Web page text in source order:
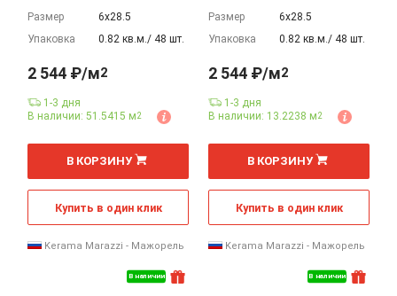
Размер
6х28.5
Упаковка
0.82 кв.м./ 48 шт.
В наличии
2 544 ₽/м2
1-3 дня
В наличии: 51.5415 м2
м
В КОРЗИНУ
Купить в один клик
Kerama Marazzi - Мажорель
Размер
6х28.5
Упаковка
0.82 кв.м./ 48 шт.
В наличии
2 544 ₽/м2
1-3 дня
В наличии: 13.2238 м2
м
В КОРЗИНУ
Купить в один клик
Kerama Marazzi - Мажорель